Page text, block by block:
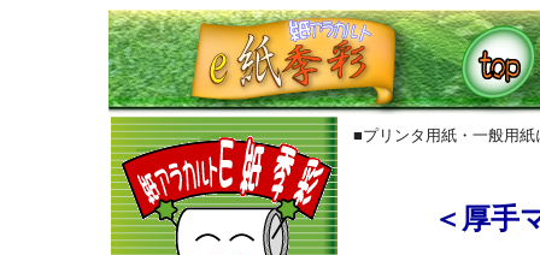
■プリンタ用紙・一般
＜厚手